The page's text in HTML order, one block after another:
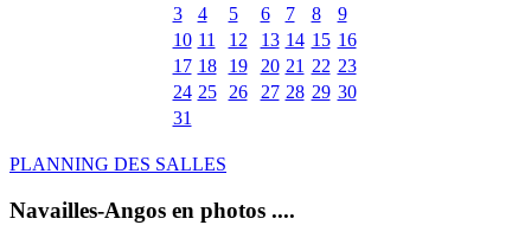
3
4 5 6 7 8
9
10 11 12 13 14 15 16
17 18 19 20 21 22 23
24 25 26 27 28 29 30
31
PLANNING DES SALLES
Navailles-Angos en photos ....